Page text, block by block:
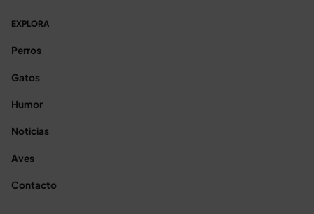
EXPLORA
Perros
Gatos
Humor
Noticias
Aves
Contacto